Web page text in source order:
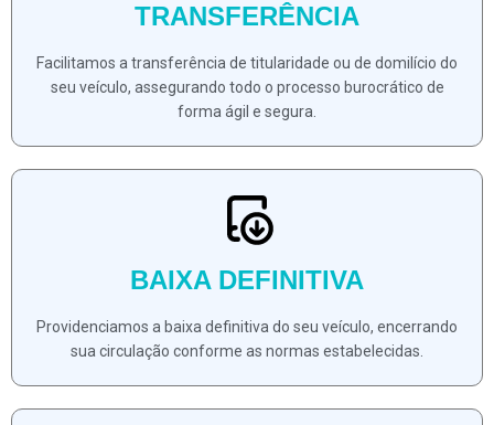
TRANSFERÊNCIA
Facilitamos a transferência de titularidade ou de domilício do
seu veículo, assegurando todo o processo burocrático de
forma ágil e segura.
BAIXA DEFINITIVA
Providenciamos a baixa definitiva do seu veículo, encerrando
sua circulação conforme as normas estabelecidas.